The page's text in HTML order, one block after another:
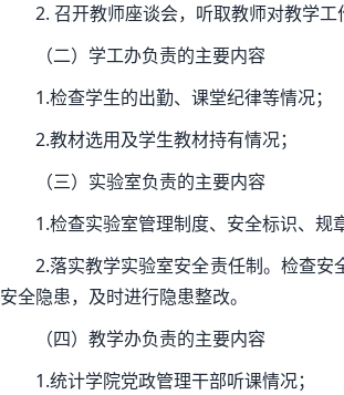
2. 召开教师座谈会，听取教师对教学工
（二）学工办负责的主要内容
1.检查学生的出勤、课堂纪律等情况；
2.教材选用及学生教材持有情况；
（三）实验室负责的主要内容
1.检查实验室管理制度、安全标识、规
2.落实教学实验室安全责任制。检查
安全隐患，及时进行隐患整改。
（四）教学办负责的主要内容
1.统计学院党政管理干部听课情况；